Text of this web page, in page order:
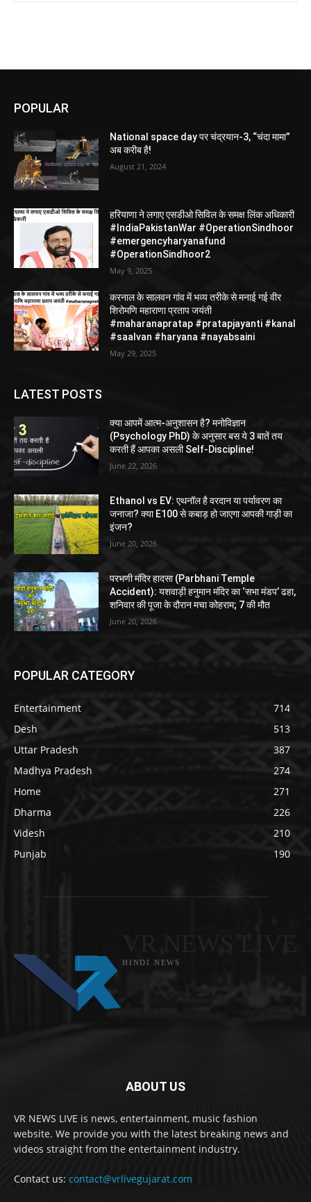
POPULAR
National space day पर चंद्रयान-3, “चंदा मामा”
अब करीब है!
August 21, 2024
हरियाणा ने लगाए एसडीओ सिविल के समक्ष लिंक अधिकारी
#IndiaPakistanWar #OperationSindhoor
#emergencyharyanafund
#OperationSindhoor2
May 9, 2025
करनाल के सालवन गांव में भव्य तरीके से मनाई गई वीर
शिरोमणि महाराणा प्रताप जयंती
#maharanapratap #pratapjayanti #kanal
#saalvan #haryana #nayabsaini
May 29, 2025
LATEST POSTS
क्या आपमें आत्म-अनुशासन है? मनोविज्ञान
(Psychology PhD) के अनुसार बस ये 3 बातें तय
करती हैं आपका असली Self-Discipline!
June 22, 2026
Ethanol vs EV: एथनॉल है वरदान या पर्यावरण का
जनाजा? क्या E100 से कबाड़ हो जाएगा आपकी गाड़ी का
इंजन?
June 20, 2026
परभणी मंदिर हादसा (Parbhani Temple
Accident): यशवाड़ी हनुमान मंदिर का ‘सभा मंडप’ ढहा,
शनिवार की पूजा के दौरान मचा कोहराम; 7 की मौत
June 20, 2026
POPULAR CATEGORY
Entertainment
714
Desh
513
Uttar Pradesh
387
Madhya Pradesh
274
Home
271
Dharma
226
Videsh
210
Punjab
190
HINDI NEWS
ABOUT US
VR NEWS LIVE is news, entertainment, music fashion
website. We provide you with the latest breaking news and
videos straight from the entertainment industry.
Contact us: contact@vrlivegujarat.com